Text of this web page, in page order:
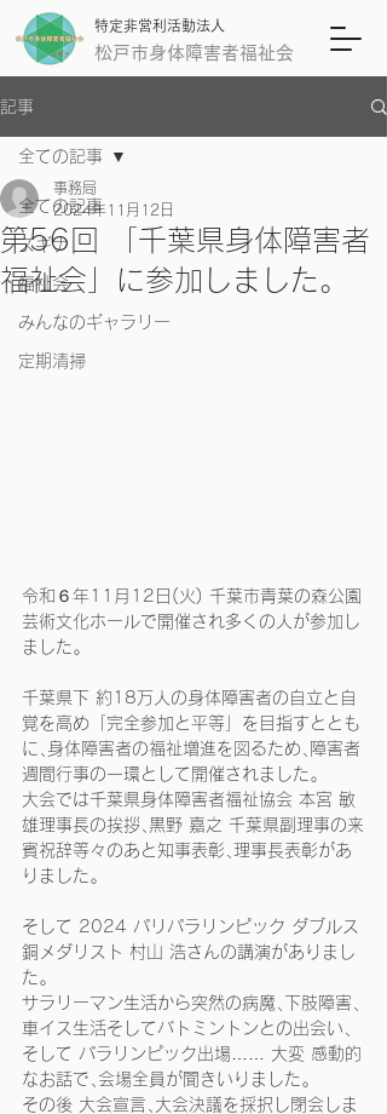
特定非営利活動法人
松戸市身体障害者福祉会
記事
全ての記事
スギナ
福祉会
みんなのギャラリー
定期清掃
全ての記事
第56回 「千葉県身体障害者
福祉会」に参加しました。
事務局
2024年11月12日
令和６年11月12日(火) 千葉市青葉の森公園
芸術文化ホールで開催され多くの人が参加し
ました｡
千葉県下 約18万人の身体障害者の自立と自
覚を高め「完全参加と平等」を目指すととも
に､身体障害者の福祉増進を図るため､障害者
週間行事の一環として開催されました｡
大会では千葉県身体障害者福祉協会 本宮 敏
雄理事長の挨拶､黒野 嘉之 千葉県副理事の来
賓祝辞等々のあと知事表彰､理事長表彰があ
りました｡
そして 2024 パリパラリンピック ダブルス
銅メダリスト 村山 浩さんの講演がありまし
た｡
サラリーマン生活から突然の病魔､下肢障害､
車イス生活そしてバトミントンとの出会い､
そして パラリンピック出場…… 大変 感動的
なお話で､会場全員が聞きいりました｡
その後 大会宣言､大会決議を採択し閉会しま